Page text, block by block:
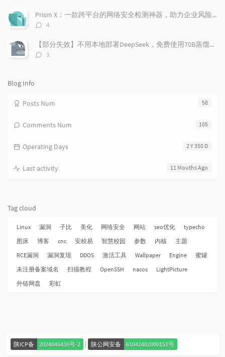
c
l
s
n
l
数：
Prism X：一款跨平台的网络安全检测神器，助力企业风险管理
评
数：
4
【部分失效】不用本地部署DeepSeek，免费使用70B蒸馏模型
评
3
Blog Info
58
Posts Num
105
Comments Num
2 Y 350 D
Operating Days
11 Mouths Ago
Last activity
Tag cloud
Linux 漏洞 子比 美化 网络安全 网站 seo优化
typecho
图床
博客 cnc 安校易 智慧校园 参数 内核
主题
RCE漏洞
漏洞复现 DDOS 激活工具 Wallpaper Engine
蜜罐
未注册备案域名
扫描教程 OpenSSH nacos
LightPicture
外链网盘
彩虹
陕ICP备 2024046430号-2 | 陕公网安备 61042402000151号